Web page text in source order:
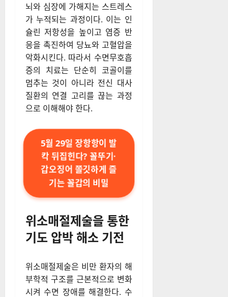
뇌와 심장에 가해지는 스트레스
가 누적되는 과정이다. 이는 인
슐린 저항성을 높이고 염증 반
응을 촉진하여 당뇨와 고혈압을
악화시킨다. 따라서 수면무호흡
증의 치료는 단순히 코골이를
멈추는 것이 아니라 전신 대사
질환의 연결 고리를 끊는 과정
으로 이해해야 한다.
5월 29일 장항항이 발
칵 뒤집힌다? 꼴뚜기·
갑오징어 쫄깃하게 즐
기는 꼴갑의 비밀
위소매절제술을 통한
기도 압박 해소 기전
위소매절제술은 비만 환자의 해
부학적 구조를 근본적으로 변화
시켜 수면 장애를 해결한다. 수